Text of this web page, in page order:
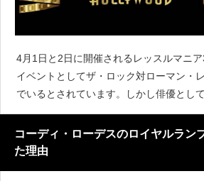
4月1日と2日に開催されるレッスルマニ
イベントとしてザ・ロック対ローマン・
でいるとされています。しかし俳優とし
ックのスケジュールがタイトなこともあ
メインイベントはまだ正式に決定してい
コーディ・ローデスのロイヤルラン
た理由